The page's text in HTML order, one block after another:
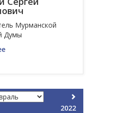
Мурманской
Думы
2022